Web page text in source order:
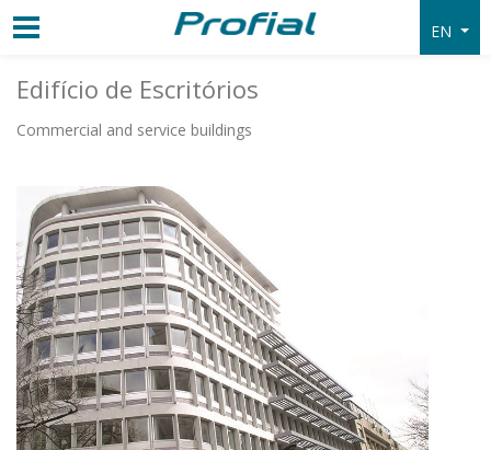
EN
Edifício de Escritórios
Commercial and service buildings